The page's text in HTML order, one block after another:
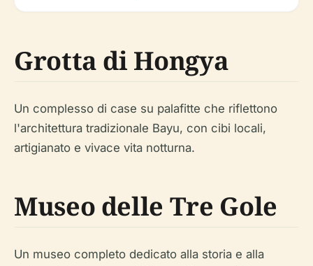
Grotta di Hongya
Un complesso di case su palafitte che riflettono
l'architettura tradizionale Bayu, con cibi locali,
artigianato e vivace vita notturna.
Museo delle Tre Gole
Un museo completo dedicato alla storia e alla